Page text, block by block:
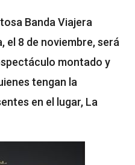
Banda Viajera
el 8 de noviembre, será
montado y
tengan la
en el lugar, La